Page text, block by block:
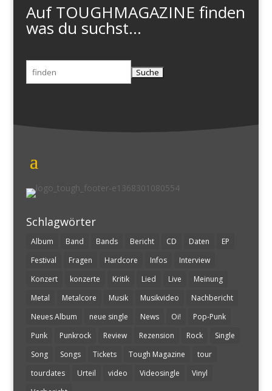
Auf TOUGHMAGAZINE finden
was du suchst...
Suchen
nach:
Schlagwörter
Album Band Bands Bericht CD Daten
EP
Festival
Fragen Hardcore Infos
Interview
Konzert
konzerte Kritik Lied Live
Meinung
Metal
Metalcore Musik Musikvideo
Nachbericht
Neues Album
neue single News Oi!
Pop-Punk
Punk
Punkrock Review Rezension Rock
Single
Song
Songs Tickets Tough Magazine
tour
tourdates
Urteil video Videosingle
Vinyl